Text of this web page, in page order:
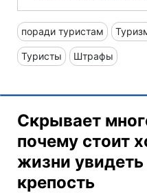
поради туристам
Туристы Штрафы
Скрывает
почему стоит
жизни
крепость